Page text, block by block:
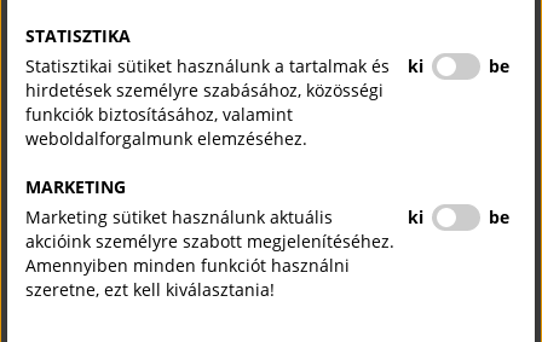
STATISZTIKA
Statisztikai sütiket használunk a tartalmak és
hirdetések személyre szabásához, közösségi
funkciók biztosításához, valamint
weboldalforgalmunk elemzéséhez.
ki be
MARKETING
Marketing sütiket használunk aktuális
akcióink személyre szabott megjelenítéséhez.
Amennyiben minden funkciót használni
szeretne, ezt kell kiválasztania!
ki be